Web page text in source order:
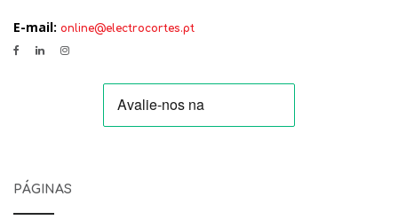
E-mail: online@electrocortes.pt
PÁGINAS